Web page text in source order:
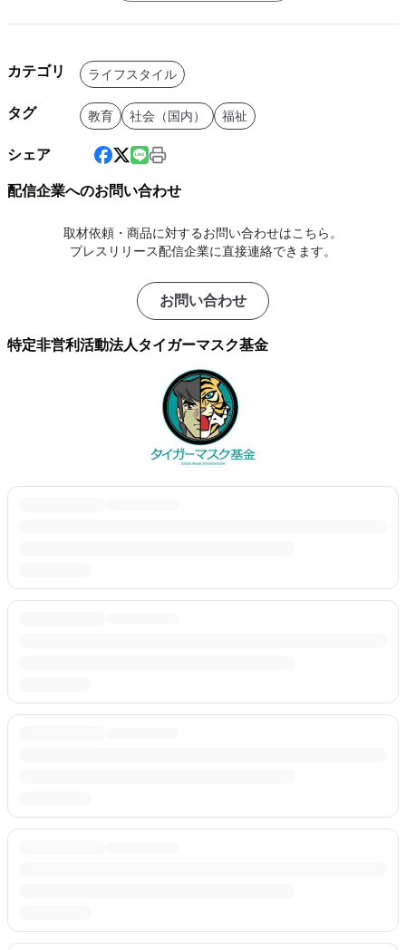
カテゴリ ライフスタイル
タグ 教育 社会（国内） 福祉
シェア
配信企業へのお問い合わせ
取材依頼・商品に対するお問い合わせはこちら。
プレスリリース配信企業に直接連絡できます。
お問い合わせ
特定非営利活動法人タイガーマスク基金